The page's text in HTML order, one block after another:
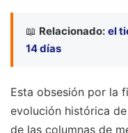
📖 Relacionado: el
14 días
Esta obsesión por la
evolución histórica
de las columnas de